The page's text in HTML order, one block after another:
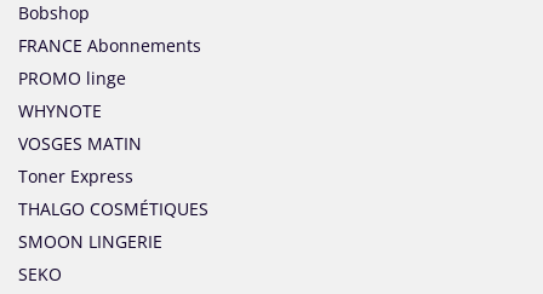
Bobshop
FRANCE Abonnements
PROMO linge
WHYNOTE
VOSGES MATIN
Toner Express
THALGO COSMÉTIQUES
SMOON LINGERIE
SEKO